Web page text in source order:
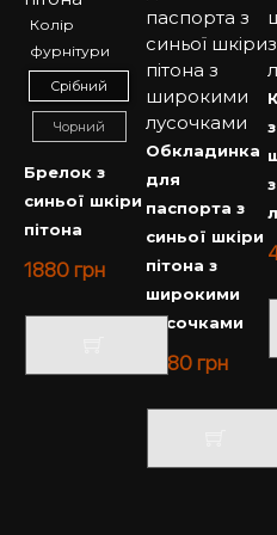
Колір
фурнітури
Срібний
Чорний
Брелок з
синьої шкіри
пітона
1880 грн
Обкладинка
для
паспорта з
синьої шкіри
пітона з
широкими
лусочками
4180 грн